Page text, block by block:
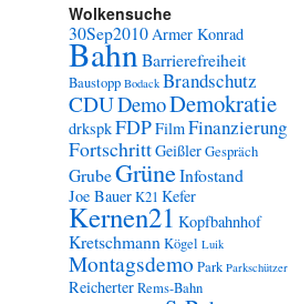
Wolkensuche
30Sep2010Armer Konrad
BahnBarrierefreiheit
Baustopp Bodack Brandschutz
CDUDemoDemokratie
drkspkFDPFilmFinanzierung
FortschrittGeißlerGespräch
GrubeGrüneInfostand
Joe BauerK21 Kefer
Kernen21 Kopfbahnhof
Kretschmann Kögel Luik
Montagsdemo Park Parkschützer
ReicherterRems-Bahn